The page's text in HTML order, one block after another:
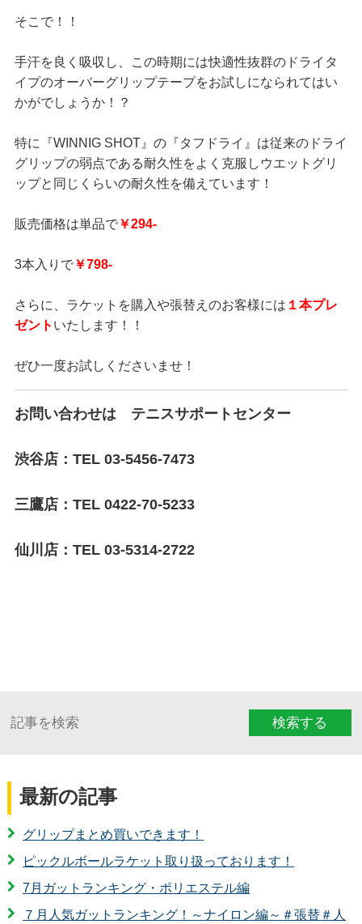
そこで！！
手汗を良く吸収し、この時期には快適性抜群のドライタ
イプのオーバーグリップテープをお試しになられてはい
かがでしょうか！？
特に『WINNIG SHOT』の『タフドライ』は従来のドライ
グリップの弱点である耐久性をよく克服しウエットグリ
ップと同じくらいの耐久性を備えています！
販売価格は単品で￥294-
3本入りで￥798-
さらに、ラケットを購入や張替えのお客様には １本プレ
ゼント いたします！！
ぜひ一度お試しくださいませ！
お問い合わせは テニスサポートセンター
渋谷店：TEL 03-5456-7473
三鷹店：TEL 0422-70-5233
仙川店：TEL 03-5314-2722
検索する
最新の記事
グリップまとめ買いできます！
ピックルボールラケット取り扱っております！
7月ガットランキング・ポリエステル編
７月人気ガットランキング！～ナイロン編～＃張替＃人